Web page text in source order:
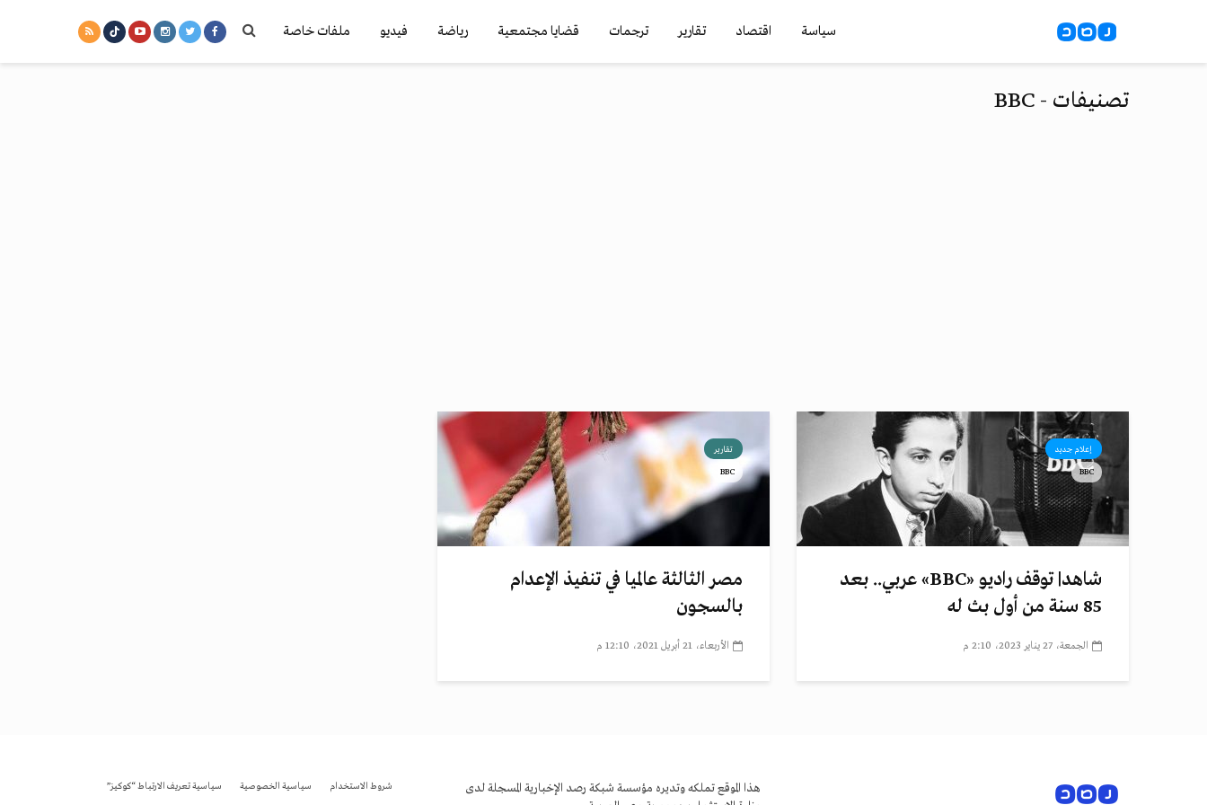
سياسة اقتصاد تقارير ترجمات قضايا مجتمعية رياضة فيديو ملفات خاصة
تصنيفات - BBC
إعلام جديد
BBC
شاهد| توقف راديو «BBC» عربي.. بعد
85 سنة من أول بث له
الجمعة، 27 يناير 2023، 2:10 م
تقارير
BBC
مصر الثالثة عالميا في تنفيذ الإعدام
بالسجون
الأربعاء، 21 أبريل 2021، 12:10 م
هذا الموقع تملكه وتديره مؤسسة شبكة رصد الإخبارية المسجلة لدى
شروط الاستخدام سياسية الخصوصية سياسية تعريف الارتباط “كوكيز”